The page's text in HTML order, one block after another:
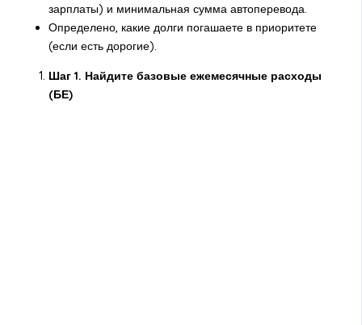
зарплаты) и минимальная сумма автоперевода.
Определено, какие долги погашаете в приоритете
(если есть дорогие).
Шаг 1. Найдите базовые ежемесячные расходы
(БЕ)